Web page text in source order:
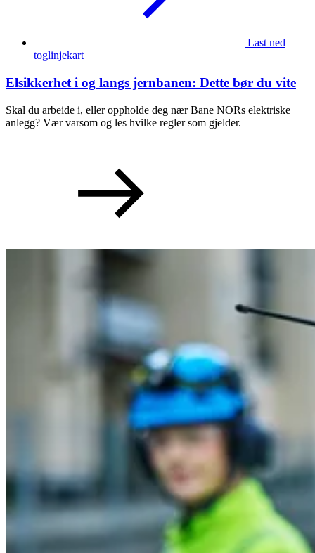
Last ned
toglinjekart
Elsikkerhet i og langs jernbanen: Dette bør du vite
Skal du arbeide i, eller oppholde deg nær Bane NORs elektriske
anlegg? Vær varsom og les hvilke regler som gjelder.